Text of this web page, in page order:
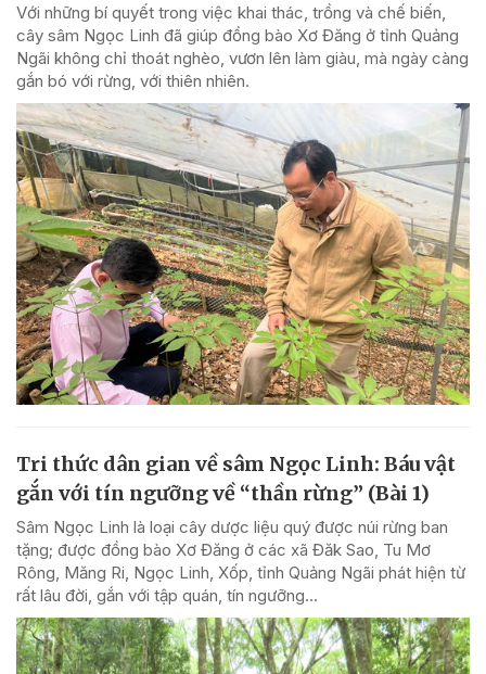
Với những bí quyết trong việc khai thác, trồng và chế biến,
cây sâm Ngọc Linh đã giúp đồng bào Xơ Đăng ở tỉnh Quảng
Ngãi không chỉ thoát nghèo, vươn lên làm giàu, mà ngày càng
gắn bó với rừng, với thiên nhiên.
Tri thức dân gian về sâm Ngọc Linh: Báu vật
gắn với tín ngưỡng về “thần rừng” (Bài 1)
Sâm Ngọc Linh là loại cây dược liệu quý được núi rừng ban
tặng; được đồng bào Xơ Đăng ở các xã Đăk Sao, Tu Mơ
Rông, Măng Ri, Ngọc Linh, Xốp, tỉnh Quảng Ngãi phát hiện từ
rất lâu đời, gắn với tập quán, tín ngưỡng...